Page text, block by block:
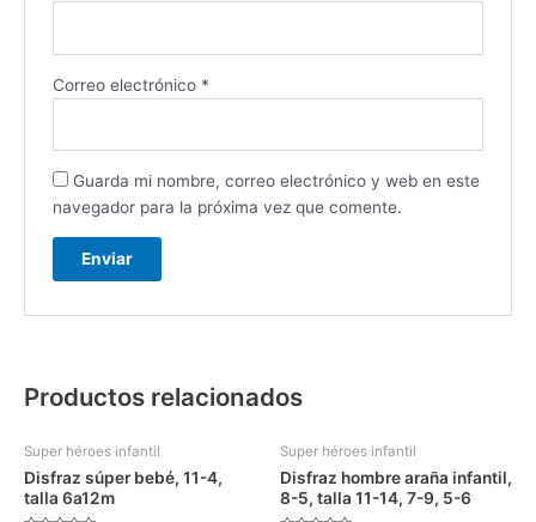
Correo electrónico *
Guarda mi nombre, correo electrónico y web en este
navegador para la próxima vez que comente.
Productos relacionados
Super héroes infantil
Disfraz súper bebé, 11-4,
talla 6a12m
Super héroes infantil
Disfraz hombre araña infantil,
8-5, talla 11-14, 7-9, 5-6